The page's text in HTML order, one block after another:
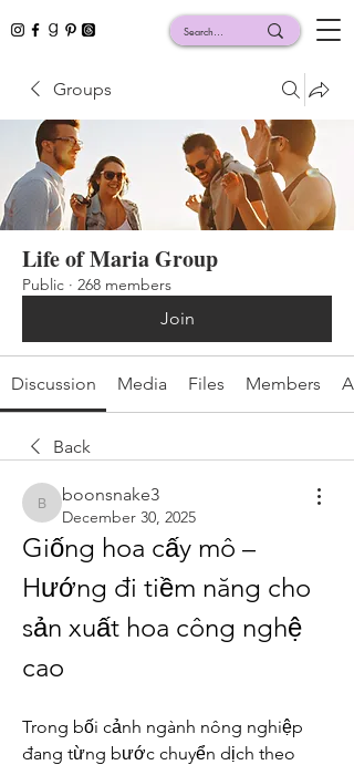
Groups
Life of Maria Group
Public · 268 members
Join
Discussion Media Files Members
Back
boonsnake3
boonsnake3
December 30, 2025
Giống hoa cấy mô –
Hướng đi tiềm năng cho
sản xuất hoa công nghệ
cao
Trong bối cảnh ngành nông nghiệp
đang từng bước chuyển dịch theo